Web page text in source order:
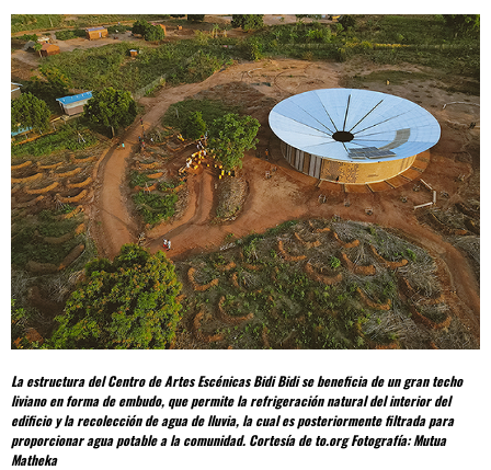
La estructura del Centro de Artes Escénicas Bidi Bidi se beneficia de un gran techo
liviano en forma de embudo, que permite la refrigeración natural del interior del
edificio y la recolección de agua de lluvia, la cual es posteriormente filtrada para
proporcionar agua potable a la comunidad. Cortesía de to.org Fotografía: Mutua
Matheka